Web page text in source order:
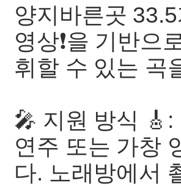
양지바른곳
영상❗을 기반
휘할 수 있는 곡
🎤 지원 방식
연주 또는 가창
다. 노래방에서